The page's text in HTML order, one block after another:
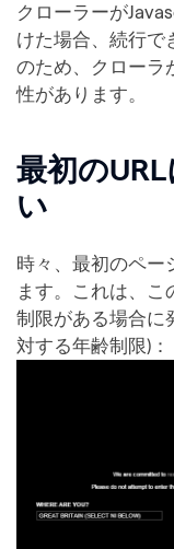
クローラーが
けた場合、続行で
のため、クローラ
性があります。
最初の
い
時々、最初のペー
ます。これは、
制限がある場合に
対する年齢制限)：